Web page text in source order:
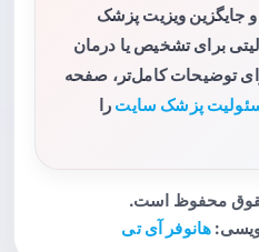
جایگزین ویزیت پزشک
برای تشخیص یا درمان
توضیحات کامل‌تر، صفحه
پزشک سایت را
هانوفر آی تی